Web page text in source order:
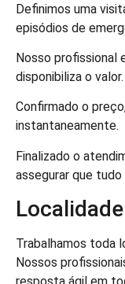
Definimos uma
episódios de
Nosso profissional
disponibiliza o valor.
Confirmado o
instantaneamente.
Finalizado o
assegurar que
Trabalhamos toda
Nossos